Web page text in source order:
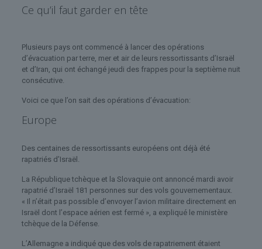
Ce qu’il faut garder en tête
Plusieurs pays ont commencé à lancer des opérations
d’évacuation par terre, mer et air de leurs ressortissants d’Israël
et d’Iran, qui ont échangé jeudi des frappes pour la septième nuit
consécutive.
Voici ce que l’on sait des opérations d’évacuation:
Europe
Des centaines de ressortissants européens ont déjà été
rapatriés d’Israël.
La République tchèque et la Slovaquie ont annoncé mardi avoir
rapatrié d’Israël 181 personnes sur des vols gouvernementaux.
« Il n’était pas possible d’envoyer l’avion militaire directement en
Israël dont l’espace aérien est fermé », a expliqué le ministère
tchèque de la Défense.
L’Allemagne a indiqué que des vols de rapatriement étaient